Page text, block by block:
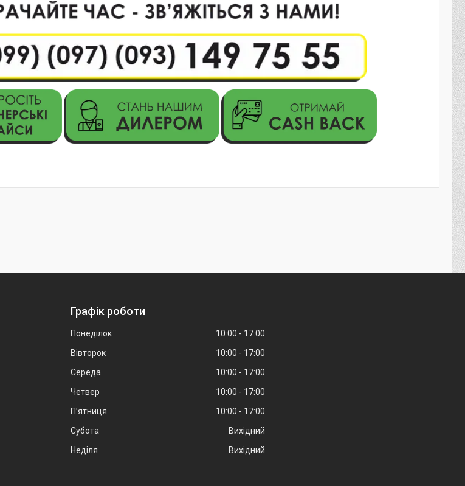
Графік роботи
Понеділок 10:00
17:00
Вівторок
10:00
17:00
Середа
10:00
17:00
Четвер
10:00
17:00
Пʼятниця
10:00
17:00
Субота
Вихідний
Неділя
Вихідний